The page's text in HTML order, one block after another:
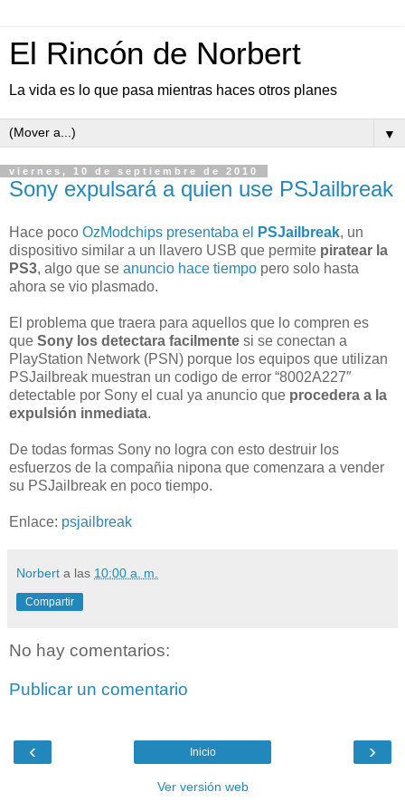
El Rincón de Norbert
La vida es lo que pasa mientras haces otros planes
▼
viernes, 10 de septiembre de 2010
Sony expulsará a quien use PSJailbreak
Hace poco OzModchips presentaba el PSJailbreak, un
dispositivo similar a un llavero USB que permite piratear la
PS3, algo que se anuncio hace tiempo pero solo hasta
ahora se vio plasmado.
El problema que traera para aquellos que lo compren es
que Sony los detectara facilmente si se conectan a
PlayStation Network (PSN) porque los equipos que utilizan
PSJailbreak muestran un codigo de error “8002A227″
detectable por Sony el cual ya anuncio que procedera a la
expulsión inmediata.
De todas formas Sony no logra con esto destruir los
esfuerzos de la compañia nipona que comenzara a vender
su PSJailbreak en poco tiempo.
Enlace: psjailbreak
Norbert a las 10:00 a. m.
Compartir
No hay comentarios:
Publicar un comentario
‹ ›
Inicio
Ver versión web